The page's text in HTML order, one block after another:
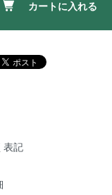
カートに入れる
表記